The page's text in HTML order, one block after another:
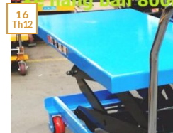
16
Th12